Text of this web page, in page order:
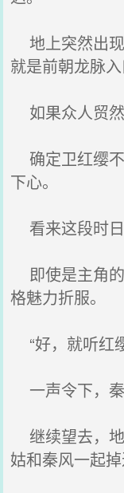
地上突然出
就是前朝龙脉入
如果众人贸然
确定卫红缨
下心。
看来这段时日
即使是主角
格魅力折服。
“好，就听红
一声令下，秦
继续望去，
姑和秦风一起掉